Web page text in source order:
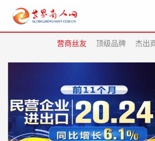
营商丝友 顶级品牌 杰出